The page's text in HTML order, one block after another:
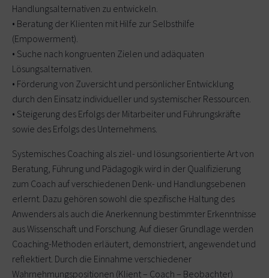
Handlungsalternativen zu entwickeln.
• Beratung der Klienten mit Hilfe zur Selbsthilfe
(Empowerment).
• Suche nach kongruenten Zielen und adäquaten
Lösungsalternativen.
• Förderung von Zuversicht und persönlicher Entwicklung
durch den Einsatz individueller und systemischer Ressourcen.
• Steigerung des Erfolgs der Mitarbeiter und Führungskräfte
sowie des Erfolgs des Unternehmens.
Systemisches Coaching als ziel- und lösungsorientierte Art von
Beratung, Führung und Pädagogik wird in der Qualifizierung
zum Coach auf verschiedenen Denk- und Handlungsebenen
erlernt. Dazu gehören sowohl die spezifische Haltung des
Anwenders als auch die Anerkennung bestimmter Erkenntnisse
aus Wissenschaft und Forschung. Auf dieser Grundlage werden
Coaching-Methoden erläutert, demonstriert, angewendet und
reflektiert. Durch die Einnahme verschiedener
Wahrnehmungspositionen (Klient – Coach – Beobachter)